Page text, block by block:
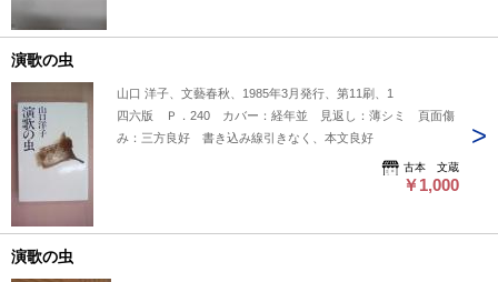
演歌の虫
山口 洋子、文藝春秋、1985年3月発行、第11刷、1
四六版 Ｐ．240 カバー：経年並 見返し：薄シミ 頁面傷
み：三方良好 書き込み線引きなく、本文良好
古本 文蔵
￥1,000
演歌の虫